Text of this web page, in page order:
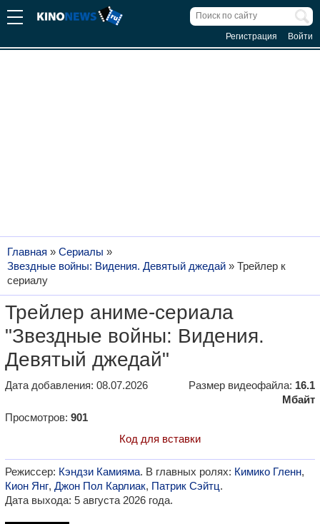
Регистрация Войти
Главная » Сериалы »
Звездные войны: Видения. Девятый джедай » Трейлер к
сериалу
Трейлер аниме-сериала
"Звездные войны: Видения.
Девятый джедай"
Дата добавления: 08.07.2026 Размер видеофайла: 16.1
Мбайт
Просмотров: 901
Код для вставки
Режиссер: Кэндзи Камияма. В главных ролях: Кимико Гленн,
Кион Янг, Джон Пол Карлиак, Патрик Сэйтц.
Дата выхода: 5 августа 2026 года.